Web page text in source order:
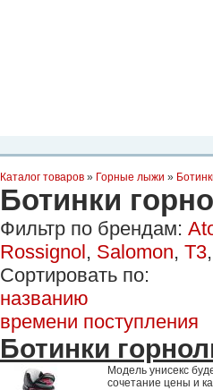
Каталог товаров » Горные лыжи »
Ботинки
Фильтр по брендам:
Rossignol, Salomon, T3,
Сортировать по:
названию
времени поступления
Ботинки
Модель унисекс
сочетание цены и